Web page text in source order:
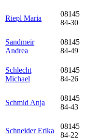
Riepl Maria
08145
84-30
Sandmeir
Andrea
08145
84-49
Schlecht
Michael
08145
84-26
Schmid Anja
08145
84-43
Schneider Erika
08145
84-22